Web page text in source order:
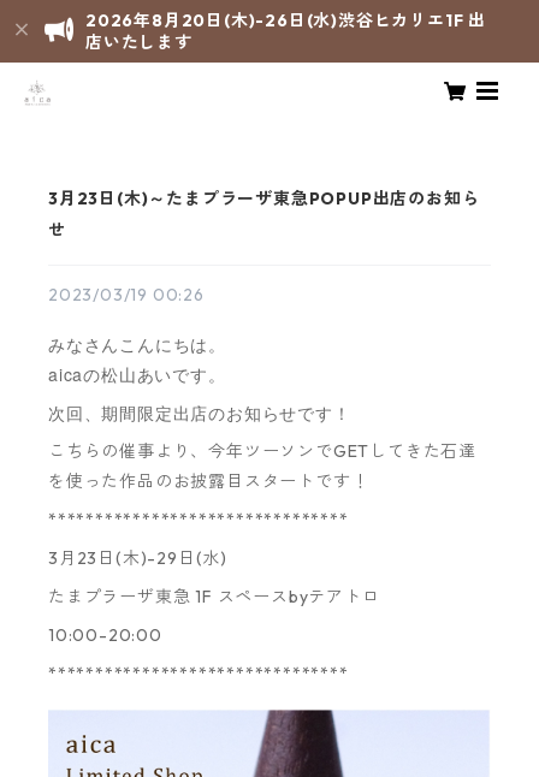
2026年8月20日(木)-26日(水)渋谷ヒカリエ1F 出
店いたします
3月23日(木)～たまプラーザ東急POPUP出店のお知ら
せ
2023/03/19 00:26
みなさんこんにちは。
aicaの松山あいです。
次回、期間限定出店のお知らせです！
こちらの催事より、今年ツーソンでGETしてきた石達
を使った作品のお披露目スタートです！
********************************
3月23日(木)-29日(水)
たまプラーザ東急 1F スペースbyテアトロ
10:00-20:00
********************************